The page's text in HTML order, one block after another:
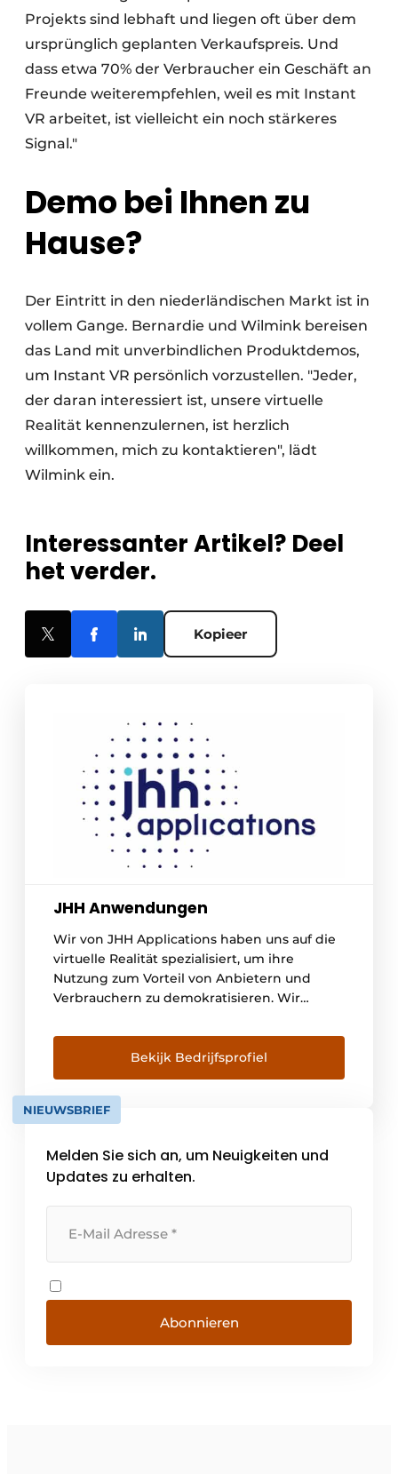
Projekts sind lebhaft und liegen oft über dem
ursprünglich geplanten Verkaufspreis. Und
dass etwa 70% der Verbraucher ein Geschäft an
Freunde weiterempfehlen, weil es mit Instant
VR arbeitet, ist vielleicht ein noch stärkeres
Signal."
Demo bei Ihnen zu
Hause?
Der Eintritt in den niederländischen Markt ist in
vollem Gange. Bernardie und Wilmink bereisen
das Land mit unverbindlichen Produktdemos,
um Instant VR persönlich vorzustellen. "Jeder,
der daran interessiert ist, unsere virtuelle
Realität kennenzulernen, ist herzlich
willkommen, mich zu kontaktieren", lädt
Wilmink ein.
Interessanter Artikel? Deel
het verder.
Kopieer
JHH Anwendungen
Wir von JHH Applications haben uns auf die
virtuelle Realität spezialisiert, um ihre
Nutzung zum Vorteil von Anbietern und
Verbrauchern zu demokratisieren. Wir
Entwicklung, um unseren Kunden
regelmäßig neue technische und
funktionale Möglichkeiten zu bieten.
Bekijk Bedrijfsprofiel
NIEUWSBRIEF
Melden Sie sich an, um Neuigkeiten und
Updates zu erhalten.
Abonnieren